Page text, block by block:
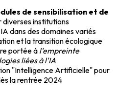
de sensibilisation et de
diverses institutions
dans des domaines variés
et la transition écologique
portée àl'empreinte
liées à l'IA
"Intelligence Artificielle" pour
la rentrée 2024